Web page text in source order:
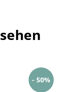
- 50%